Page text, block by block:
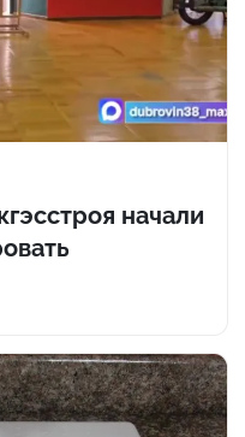
начали